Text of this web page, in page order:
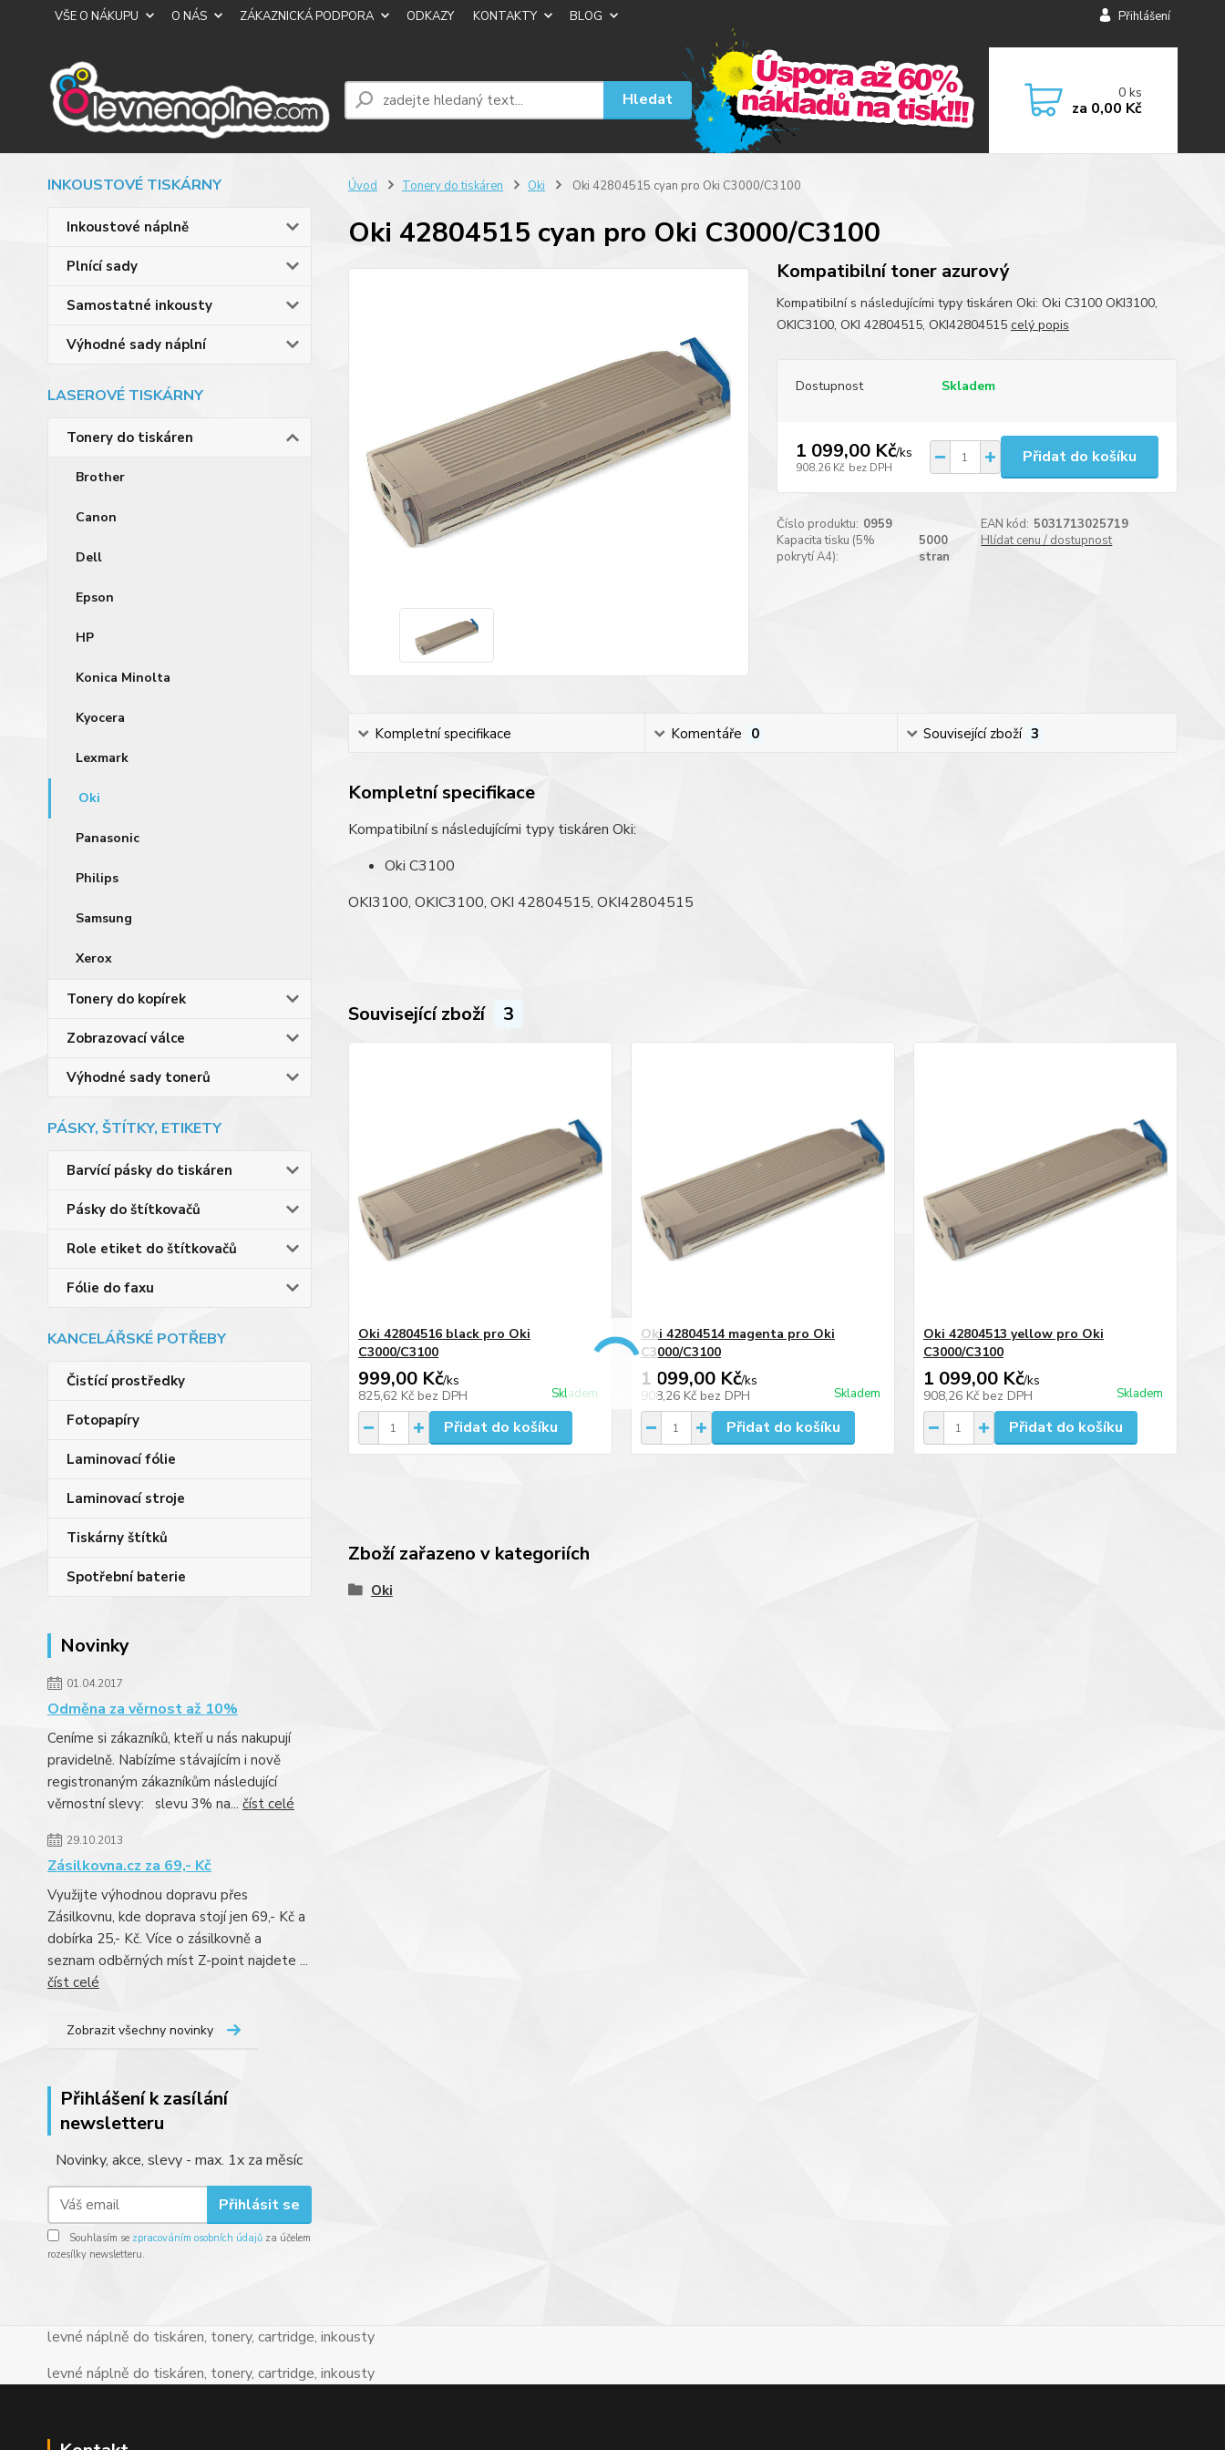
VŠE O NÁKUPU O NÁS ZÁKAZNICKÁ PODPORA ODKAZY KONTAKTY BLOG Přihlášení
Hledat 0ks
za 0,00 Kč
INKOUSTOVÉ TISKÁRNY
Inkoustové náplně
Plnící sady
Samostatné inkousty
Výhodné sady náplní
LASEROVÉ TISKÁRNY
Tonery do tiskáren
Brother
Canon
Dell
Epson
HP
Konica Minolta
Kyocera
Lexmark
Oki
Panasonic
Philips
Samsung
Xerox
Tonery do kopírek
Zobrazovací válce
Výhodné sady tonerů
PÁSKY, ŠTÍTKY, ETIKETY
Barvící pásky do tiskáren
Pásky do štítkovačů
Role etiket do štítkovačů
Fólie do faxu
KANCELÁŘSKÉ POTŘEBY
Čistící prostředky
Fotopapíry
Laminovací fólie
Laminovací stroje
Tiskárny štítků
Spotřební baterie
Novinky
01.04.2017
Odměna za věrnost až 10%
Ceníme si zákazníků, kteří u nás nakupují
pravidelně. Nabízíme stávajícím i nově
registronaným zákazníkům následující
věrnostní slevy: slevu 3% na... číst celé
29.10.2013
Zásilkovna.cz za 69,- Kč
Využijte výhodnou dopravu přes
Zásilkovnu, kde doprava stojí jen 69,- Kč a
dobírka 25,- Kč. Více o zásilkovně a
seznam odběrných míst Z-point najdete ...
číst celé
Zobrazit všechny novinky
Přihlášení k zasílání
newsletteru
Novinky, akce, slevy - max. 1x za měsíc
Přihlásit se
Souhlasím se zpracováním osobních údajů za účelem
rozesílky newsletteru.
Úvod Tonery do tiskáren Oki Oki 42804515 cyan pro Oki C3000/C3100
Oki 42804515 cyan pro Oki C3000/C3100
Kompatibilní toner azurový
Kompatibilní s následujícími typy tiskáren Oki: Oki C3100 OKI3100,
OKIC3100, OKI 42804515, OKI42804515 celý popis
Dostupnost Skladem
1 099,00 Kč/ks
908,26 Kč bez DPH
Přidat do košíku
Číslo produktu: 0959 EAN kód: 5031713025719
Kapacita tisku (5%
pokrytí A4):
5000
stran
Hlídat cenu / dostupnost
Kompletní specifikace Komentáře 0 Související zboží 3
Kompletní specifikace
Kompatibilní s následujícími typy tiskáren Oki:
Oki C3100
OKI3100, OKIC3100, OKI 42804515, OKI42804515
Související zboží 3
Oki 42804516 black pro Oki
C3000/C3100
999,00 Kč/ks
825,62 Kč bez DPH Skladem
Přidat do košíku
Oki 42804514 magenta pro Oki
C3000/C3100
1 099,00 Kč/ks
908,26 Kč bez DPH Skladem
Přidat do košíku
Oki 42804513 yellow pro Oki
C3000/C3100
1 099,00 Kč/ks
908,26 Kč bez DPH Skladem
Přidat do košíku
Zboží zařazeno v kategoriích
Oki
levné náplně do tiskáren, tonery, cartridge, inkousty
levné náplně do tiskáren, tonery, cartridge, inkousty